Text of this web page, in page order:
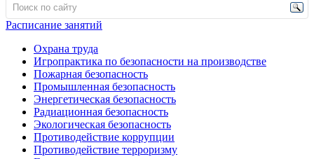
Расписание занятий
Охрана труда
Игропрактика по безопасности на производстве
Пожарная безопасность
Промышленная безопасность
Энергетическая безопасность
Радиационная безопасность
Экологическая безопасность
Противодействие коррупции
Противодействие терроризму